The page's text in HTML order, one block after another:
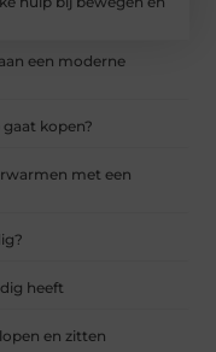
een moderne
kopen?
met een
heeft
en zitten